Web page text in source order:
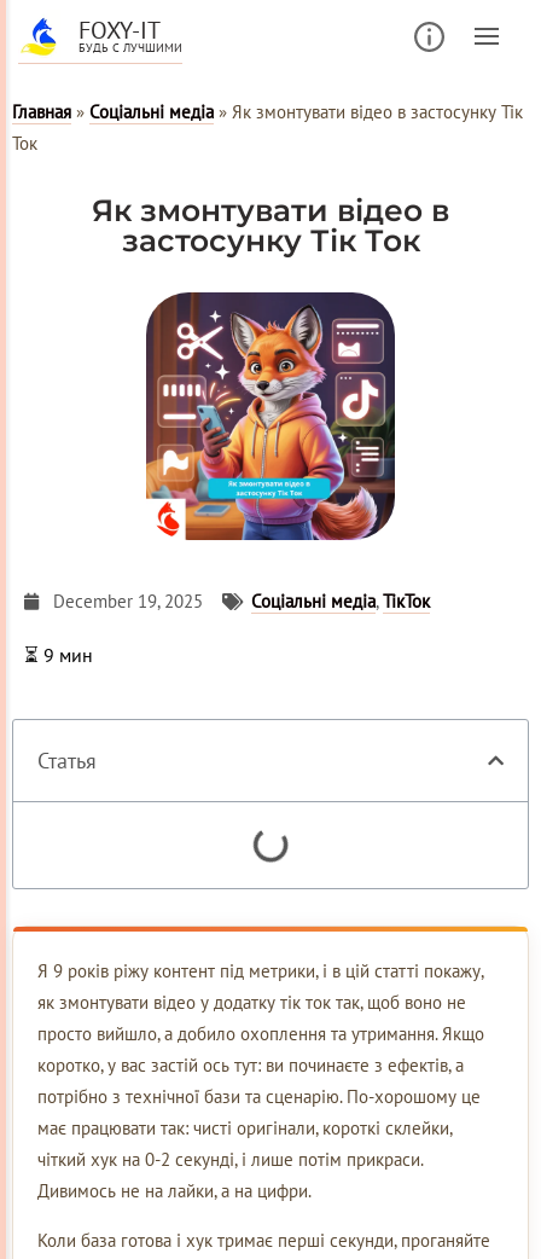
FOXY-IT
БУДЬ С ЛУЧШИМИ
Главная » Соціальні медіа » Як змонтувати відео в застосунку Тік
Ток
Як змонтувати відео в
застосунку Тік Ток
December 19, 2025 Соціальні медіа,ТікТок
⏳ 9 мин
Статья
Я 9 років ріжу контент під метрики, і в цій статті покажу,
як змонтувати відео у додатку тік ток так, щоб воно не
просто вийшло, а добило охоплення та утримання. Якщо
коротко, у вас застій ось тут: ви починаєте з ефектів, а
потрібно з технічної бази та сценарію. По-хорошому це
має працювати так: чисті оригінали, короткі склейки,
чіткий хук на 0-2 секунді, і лише потім прикраси.
Дивимось не на лайки, а на цифри.
Коли база готова і хук тримає перші секунди, проганяйте